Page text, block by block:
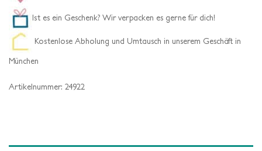
Ist es ein Geschenk? Wir verpacken es gerne für dich!
Kostenlose Abholung und Umtausch in unserem Geschäft in
München
Artikelnummer: 24922